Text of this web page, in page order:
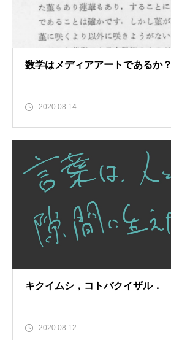
数学はメディアアートであるか？
2020.08.14
キクイムシ，コトバクイザル．
2020.08.12